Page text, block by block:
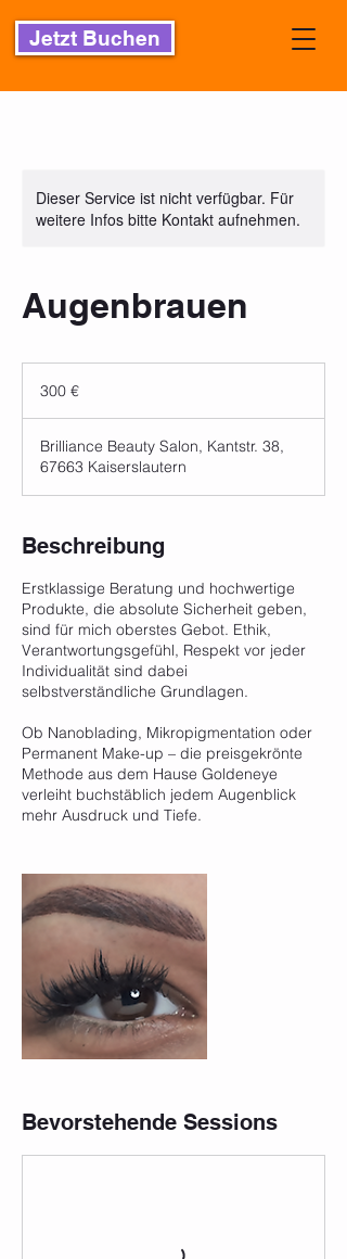
Jetzt Buchen
Dieser Service ist nicht verfügbar. Für
weitere Infos bitte Kontakt aufnehmen.
Augenbrauen
300 €
Brilliance Beauty Salon, Kantstr. 38,
67663 Kaiserslautern
Beschreibung
Erstklassige Beratung und hochwertige
Produkte, die absolute Sicherheit geben,
sind für mich oberstes Gebot. Ethik,
Verantwortungsgefühl, Respekt vor jeder
Individualität sind dabei
selbstverständliche Grundlagen.
Ob Nanoblading, Mikropigmentation oder
Permanent Make-up – die preisgekrönte
Methode aus dem Hause Goldeneye
verleiht buchstäblich jedem Augenblick
mehr Ausdruck und Tiefe.
Bevorstehende Sessions